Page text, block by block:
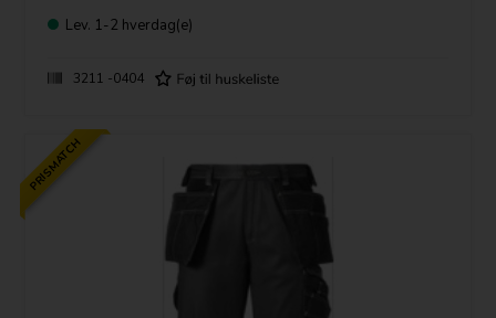
T(lang) :182-193)
Lev. 1-2 hverdag(e)
3211 -0404
PRISMATCH